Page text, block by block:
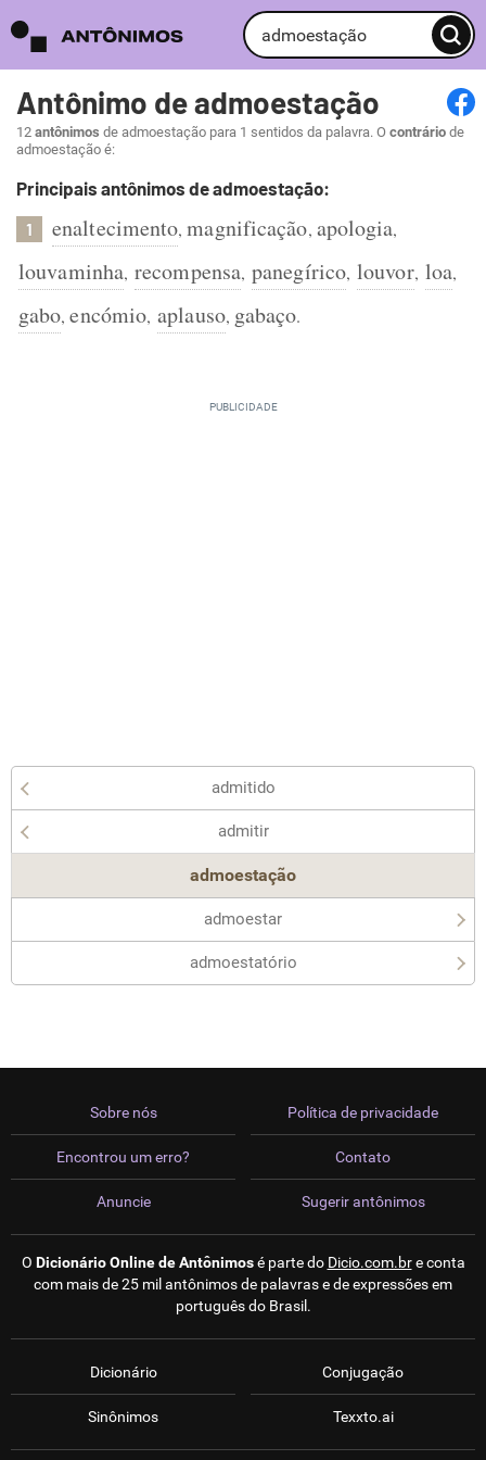
Antônimo de admoestação
12 antônimos de admoestação para 1 sentidos da palavra. O contrário de
admoestação é:
Principais antônimos de admoestação:
1 enaltecimento,magnificação, apologia,
louvaminha, recompensa, panegírico, louvor, loa,
gabo,encómio, aplauso, gabaço.
admitido
admitir
admoestação
admoestar
admoestatório
Sobre nós
Encontrou um erro?
Anuncie
Política de privacidade
Contato
Sugerir antônimos
O Dicionário Online de Antônimosé parte do Dicio.com.bre conta
com mais de 25 mil antônimos de palavras e de expressões em
português do Brasil.
Dicionário
Sinônimos
Conjugação
Texxto.ai